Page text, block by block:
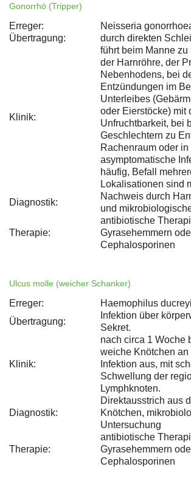
Gonorrhö (Tripper)
Erreger:
Neisseria
Übertragung:
durch direkten
Klinik:
führt beim Manne
der Harnröhre, der
Nebenhodens, bei
Entzündungen im
Unterleibes
oder Eierstöcke) mit
Unfruchtbarkeit, bei
Geschlechtern zu
Rachenraum oder
asymptomatische
häufig, Befall
Lokalisationen sind
Diagnostik:
Nachweis durch
und
Therapie:
antibiotische
Gyrasehemmern
Cephalosporinen
Ulcus molle (weicher Schanker)
Erreger:
Haemophilus ducreyi
Übertragung:
Infektion über
Sekret.
Klinik:
nach circa 1 Woche
weiche Knötchen
Infektion aus, mit
Schwellung der
Lymphknoten.
Diagnostik:
Direktausstrich aus
Knötchen,
Untersuchung
Therapie:
antibiotische
Gyrasehemmern
Cephalosporinen